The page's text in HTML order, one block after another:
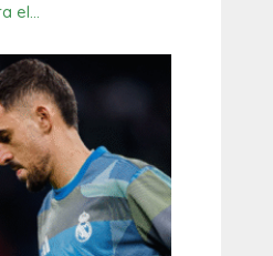
el…